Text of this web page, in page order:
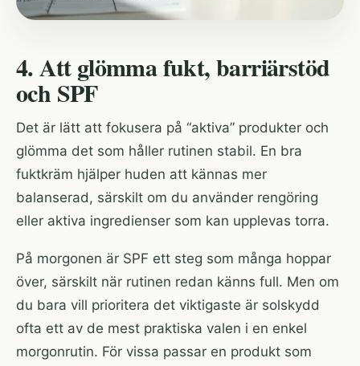
4. Att glömma fukt, barriärstöd
och SPF
Det är lätt att fokusera på “aktiva” produkter och
glömma det som håller rutinen stabil. En bra
fuktkräm hjälper huden att kännas mer
balanserad, särskilt om du använder rengöring
eller aktiva ingredienser som kan upplevas torra.
På morgonen är SPF ett steg som många hoppar
över, särskilt när rutinen redan känns full. Men om
du bara vill prioritera det viktigaste är solskydd
ofta ett av de mest praktiska valen i en enkel
morgonrutin. För vissa passar en produkt som